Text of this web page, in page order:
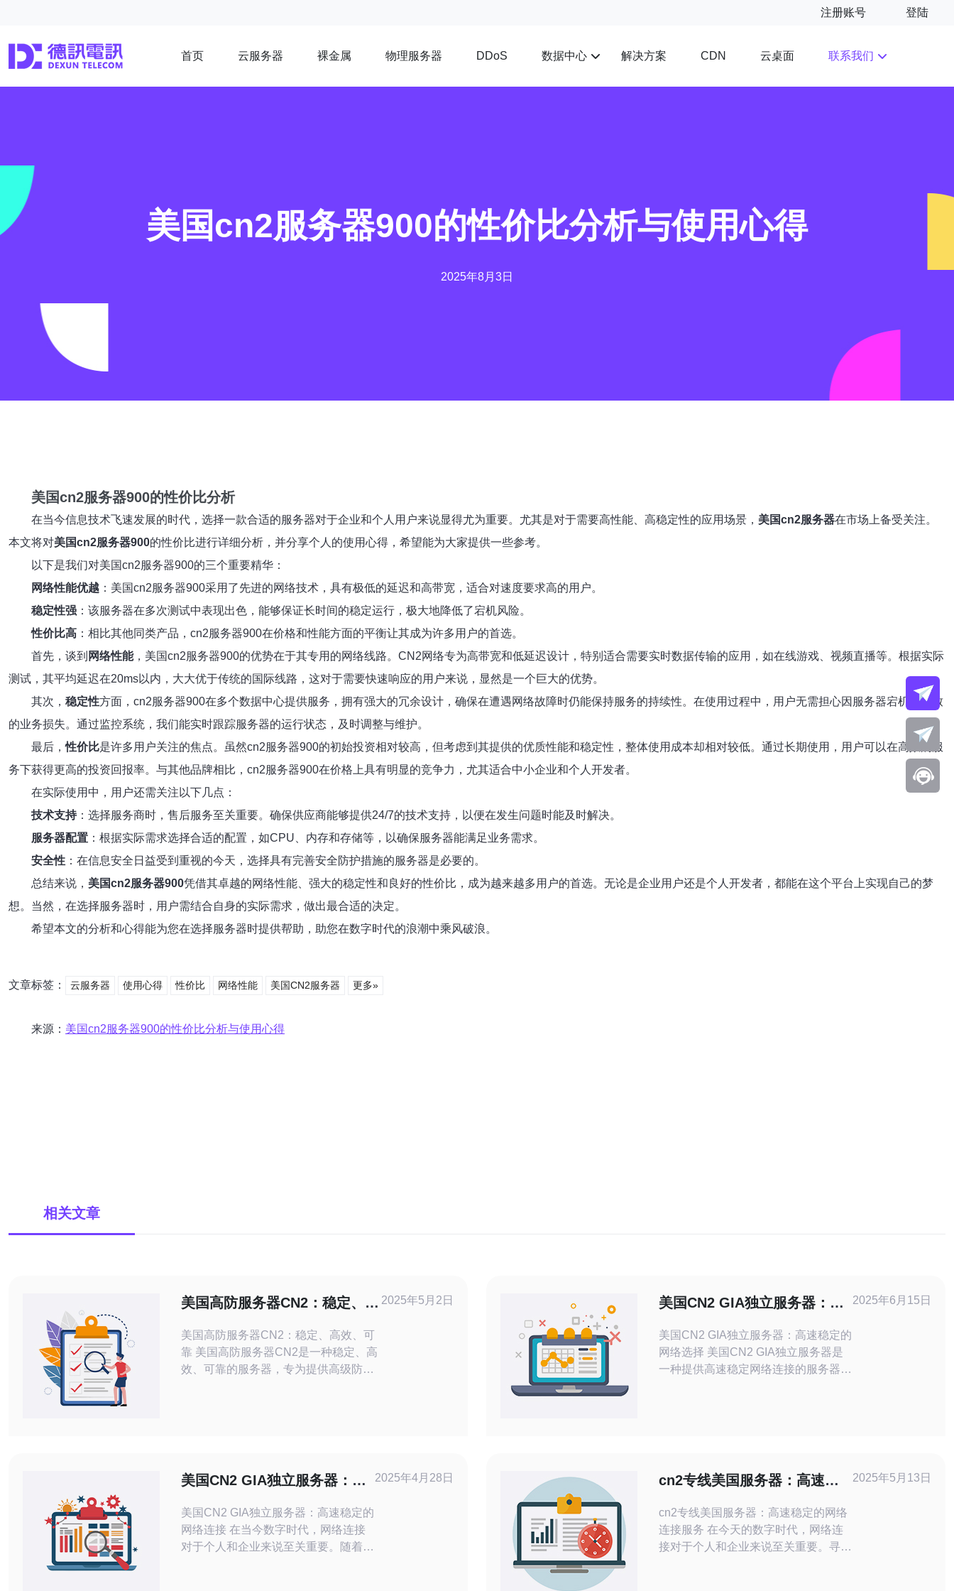
注册账号 登陆
首页 云服务器 裸金属 物理服务器 DDoS 数据中心 解决方案 CDN 云桌面 联系我们
美国cn2服务器900的性价比分析与使用心得
2025年8月3日
美国cn2服务器900的性价比分析
在当今信息技术飞速发展的时代，选择一款合适的服务器对于企业和个人用户来说显得尤为重要。尤其是对于需要高性能、高稳定性的应用场景， 美国cn2服务器在市场上备受关注。
本文将对美国cn2服务器900的性价比进行详细分析，并分享个人的使用心得，希望能为大家提供一些参考。
以下是我们对美国cn2服务器900的三个重要精华：
网络性能优越 ：美国cn2服务器900采用了先进的网络技术，具有极低的延迟和高带宽，适合对速度要求高的用户。
稳定性强 ：该服务器在多次测试中表现出色，能够保证长时间的稳定运行，极大地降低了宕机风险。
性价比高 ：相比其他同类产品，cn2服务器900在价格和性能方面的平衡让其成为许多用户的首选。
首先，谈到 网络性能，美国cn2服务器900的优势在于其专用的网络线路。CN2网络专为高带宽和低延迟设计，特别适合需要实时数据传输的应用，如在线游戏、视频直播等。根据实际
测试，其平均延迟在20ms以内，大大优于传统的国际线路，这对于需要快速响应的用户来说，显然是一个巨大的优势。
其次， 稳定性方面，cn2服务器900在多个数据中心提供服务，拥有强大的冗余设计，确保在遭遇网络故障时仍能保持服务的持续性。在使用过程中，用户无需担心因服务器宕机而导致
的业务损失。通过监控系统，我们能实时跟踪服务器的运行状态，及时调整与维护。
最后，性价比是许多用户关注的焦点。虽然cn2服务器900的初始投资相对较高，但考虑到其提供的优质性能和稳定性，整体使用成本却相对较低。通过长期使用，用户可以在高效的服
务下获得更高的投资回报率。与其他品牌相比，cn2服务器900在价格上具有明显的竞争力，尤其适合中小企业和个人开发者。
在实际使用中，用户还需关注以下几点：
技术支持：选择服务商时，售后服务至关重要。确保供应商能够提供24/7的技术支持，以便在发生问题时能及时解决。
服务器配置 ：根据实际需求选择合适的配置，如CPU、内存和存储等，以确保服务器能满足业务需求。
安全性 ：在信息安全日益受到重视的今天，选择具有完善安全防护措施的服务器是必要的。
总结来说， 美国cn2服务器900凭借其卓越的网络性能、强大的稳定性和良好的性价比，成为越来越多用户的首选。无论是企业用户还是个人开发者，都能在这个平台上实现自己的梦
想。当然，在选择服务器时，用户需结合自身的实际需求，做出最合适的决定。
希望本文的分析和心得能为您在选择服务器时提供帮助，助您在数字时代的浪潮中乘风破浪。
文章标签： 云服务器 使用心得 性价比 网络性能 美国CN2服务器 更多»
来源： 美国cn2服务器900的性价比分析与使用心得
相关文章
美国高防服务器CN2：稳定、高
美国高防服务器CN2：稳定、高效、可
靠 美国高防服务器CN2是一种稳定、高
效、可靠的服务器，专为提供高级防护
用了高质量的硬件设备，如优秀的服务
器处理器
2025年5月2日
美国CN2 GIA独立服务器：高
美国CN2 GIA独立服务器：高速稳定的
网络选择 美国CN2 GIA独立服务器是
一种提供高速稳定网络连接的服务器选
定的连接质量，能够满足用户在网
2025年6月15日
美国CN2 GIA独立服务器：高
美国CN2 GIA独立服务器：高速稳定的
网络连接 在当今数字时代，网络连接
对于个人和企业来说至关重要。随着全
2025年4月28日
cn2专线美国服务器：高速稳
cn2专线美国服务器：高速稳定的网络
连接服务 在今天的数字时代，网络连
接对于个人和企业来说至关重要。寻找
2025年5月13日